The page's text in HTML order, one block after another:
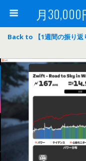
Back to 【1週間の振り返